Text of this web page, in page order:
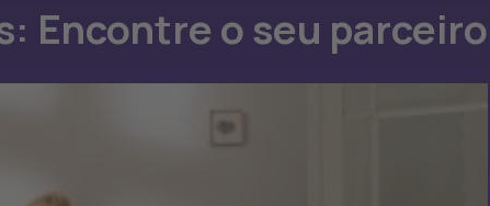
Encontre o seu